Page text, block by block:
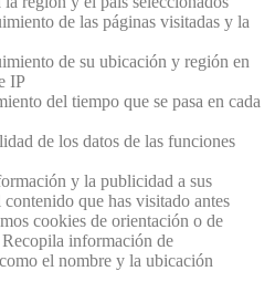
de las páginas visitadas y la
de su ubicación y región en
IP
del tiempo que se pasa en cada
de los datos de las funciones
y la publicidad a sus
que has visitado antes
cookies de orientación o de
información de
el nombre y la ubicación